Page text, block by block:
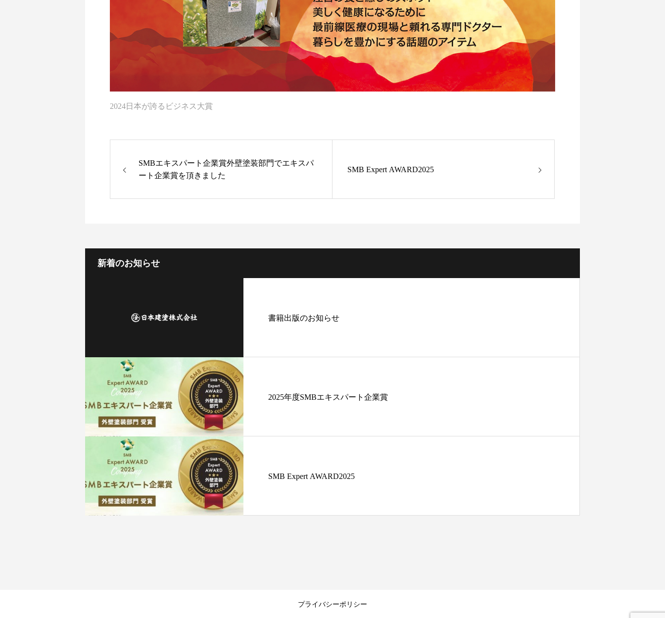
2024日本が誇るビジネス大賞
SMBエキスパート企業賞外壁塗装部門でエキスパ
ート企業賞を頂きました
SMB Expert AWARD2025
新着のお知らせ
書籍出版のお知らせ
2025年度SMBエキスパート企業賞
SMB Expert AWARD2025
プライバシーポリシー